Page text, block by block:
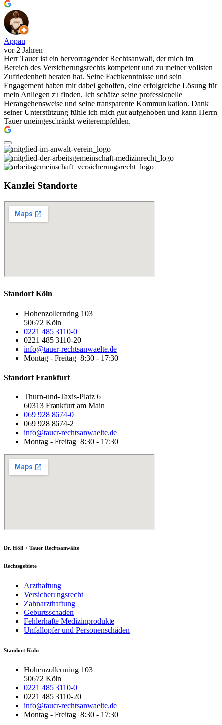
Appau
vor 2 Jahren
Herr Tauer ist ein hervorragender Rechtsanwalt, der mich im
Bereich des Versicherungsrechts kompetent und zu meiner vollsten
Zufriedenheit beraten hat. Seine Fachkenntnisse und sein
Engagement haben mir dabei geholfen, eine erfolgreiche Lösung für
mein Anliegen zu finden. Ich schätze seine professionelle
Herangehensweise und seine transparente Kommunikation. Dank
seiner Unterstützung fühle ich mich gut aufgehoben und kann Herrn
Tauer uneingeschränkt weiterempfehlen.
Kanzlei Standorte
Standort Köln
Hohenzollernring 103
50672 Köln
0221 485 3110-0
0221 485 3110-20
info@tauer-rechtsanwaelte.de
Montag - Freitag 8:30 - 17:30
Standort Frankfurt
Thurn-und-Taxis-Platz 6
60313 Frankfurt am Main
069 928 8674-0
069 928 8674-2
info@tauer-rechtsanwaelte.de
Montag - Freitag 8:30 - 17:30
Dr. Höll + Tauer Rechtsanwälte
Rechtsgebiete
Arzthaftung
Versicherungsrecht
Zahnarzthaftung
Geburtsschaden
Fehlerhafte Medizinprodukte
Unfallopfer und Personenschäden
Standort Köln
Hohenzollernring 103
50672 Köln
0221 485 3110-0
0221 485 3110-20
info@tauer-rechtsanwaelte.de
Montag - Freitag 8:30 - 17:30